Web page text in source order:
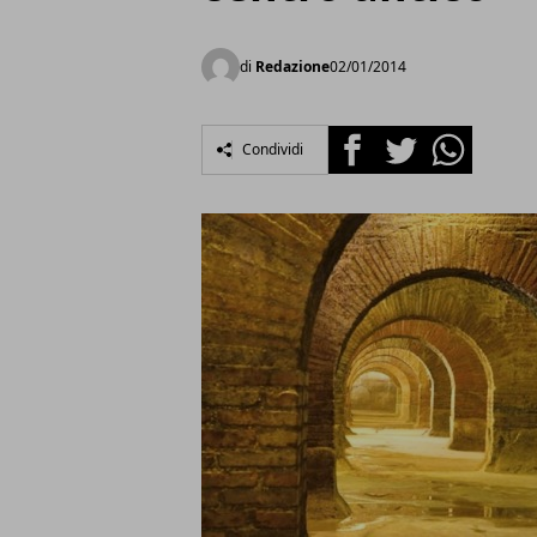
di Redazione02/01/2014
Condividi FacebookTwitterWhatsapp